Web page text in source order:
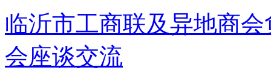
临沂市工商联及异地商
会座谈交流